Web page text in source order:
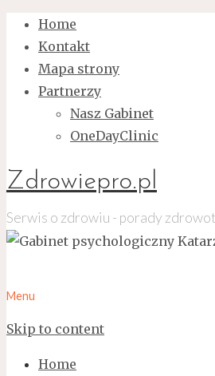
Home
Kontakt
Mapa strony
Partnerzy
Nasz Gabinet
OneDayClinic
Zdrowiepro.pl
Serwis o zdrowiu - porady
Menu
Skip to content
Home